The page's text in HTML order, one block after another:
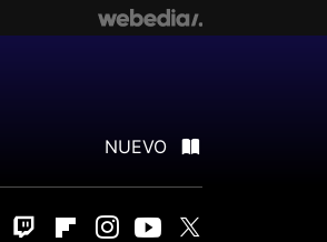
NUEVO
Twitch FlipboardInstagram
Youtube